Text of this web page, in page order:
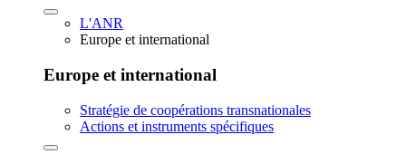
L'ANR
Europe et international
Europe et international
Stratégie de coopérations transnationales
Actions et instruments spécifiques